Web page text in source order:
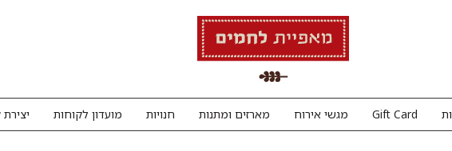
Gift Card מגשי אירוח מארזים ומתנות חנויות מועדון לקוחות